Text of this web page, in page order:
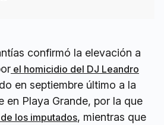
confirmó la elevación a
el homicidio del DJ Leandro
en septiembre último a la
en Playa Grande, por la que
los imputados, mientras que